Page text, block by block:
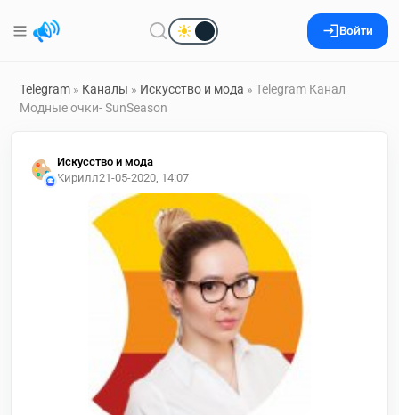
Войти
Telegram » Каналы » Искусство и мода » Telegram Канал
Модные очки- SunSeason
Искусство и мода
Кирилл21-05-2020, 14:07